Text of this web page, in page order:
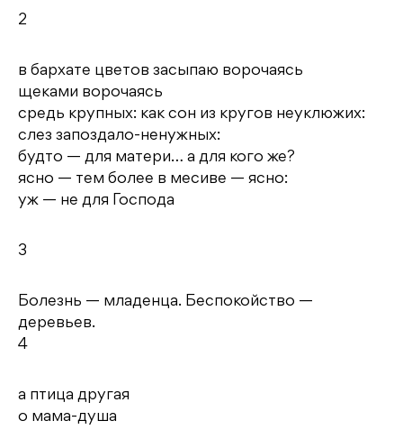
2
в бархате цветов засыпаю ворочаясь
щеками ворочаясь
средь крупных: как сон из кругов неуклюжих:
слез запоздало-ненужных:
будто — для матери… а для кого же?
ясно — тем более в месиве — ясно:
уж — не для Господа
3
Болезнь — младенца. Беспокойство —
деревьев.
4
а птица другая
о мама-душа